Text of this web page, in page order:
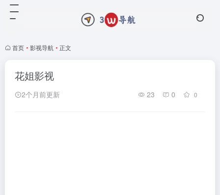
首页 • 影视导航 • 正文
花姐影视
2个月前更新 23 0 0